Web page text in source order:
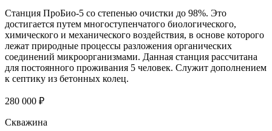
Станция ПроБио-5 со степенью очистки до 98%. Это
достигается путем многоступенчатого биологического,
химического и механического воздействия, в основе которого
лежат природные процессы разложения органических
соединений микроорганизмами. Данная станция рассчитана
для постоянного проживания 5 человек. Служит дополнением
к септику из бетонных колец.
280 000 ₽
Скважина